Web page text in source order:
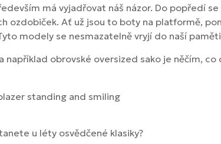
má vyjadřovat náš názor. Do popředí
ozdobiček. Ať už jsou to boty na platformě,
modely se nesmazatelně vryjí do naší
obrovské oversized sako je něčím,
u léty osvědčené klasiky?